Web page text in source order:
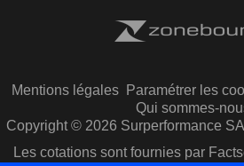
Mentions légales Paramétrer les
Qui sommes-
Copyright © 2026 Surperformance
Les cotations sont fournies par